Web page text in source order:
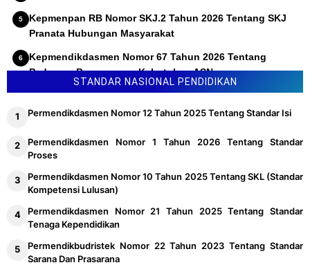
Kepmenpan RB Nomor SKJ.2 Tahun 2026 Tentang SKJ
Pranata Hubungan Masyarakat
Kepmendikdasmen Nomor 67 Tahun 2026 Tentang
Pedoman Penyusunan Kebutuhan ASN
STANDAR NASIONAL PENDIDIKAN
Permendikdasmen Nomor 12 Tahun 2025 Tentang Standar Isi
Permendikdasmen Nomor 1 Tahun 2026 Tentang Standar
Proses
Permendikdasmen Nomor 10 Tahun 2025 Tentang SKL (Standar
Kompetensi Lulusan)
Permendikdasmen Nomor 21 Tahun 2025 Tentang Standar
Tenaga Kependidikan
Permendikbudristek Nomor 22 Tahun 2023 Tentang Standar
Sarana Dan Prasarana